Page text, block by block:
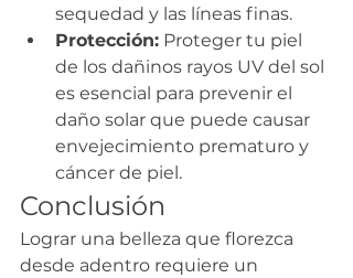
sequedad y las líneas finas.
Protección: Proteger tu piel
de los dañinos rayos UV del sol
es esencial para prevenir el
daño solar que puede causar
envejecimiento prematuro y
cáncer de piel.
Conclusión
Lograr una belleza que florezca
desde adentro requiere un